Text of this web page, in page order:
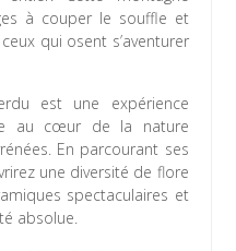
à couper le souffle et
qui osent s’aventurer
est une expérience
au cœur de la nature
En parcourant ses
une diversité de flore
spectaculaires et
absolue.